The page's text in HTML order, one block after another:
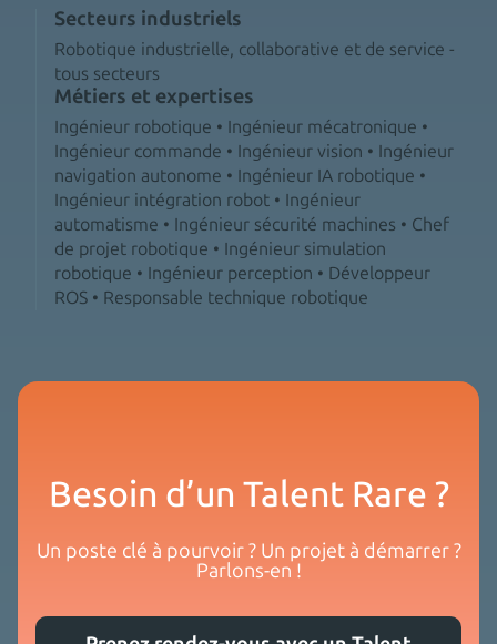
Secteurs industriels
Robotique industrielle, collaborative et de service -
tous secteurs
Métiers et expertises
Ingénieur robotique • Ingénieur mécatronique •
Ingénieur commande • Ingénieur vision • Ingénieur
navigation autonome • Ingénieur IA robotique •
Ingénieur intégration robot • Ingénieur
automatisme • Ingénieur sécurité machines • Chef
de projet robotique • Ingénieur simulation
robotique • Ingénieur perception • Développeur
ROS • Responsable technique robotique
Besoin d’un Talent Rare ?
Un poste clé à pourvoir ? Un projet à démarrer ?
Parlons-en !